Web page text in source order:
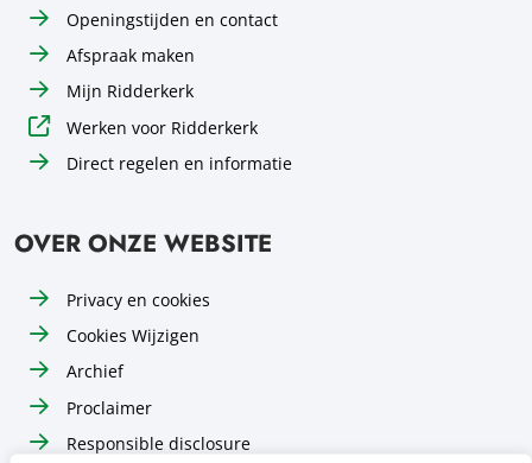
Openingstijden en contact
Afspraak maken
Mijn Ridderkerk
Werken voor Ridderkerk
Direct regelen en informatie
OVER ONZE WEBSITE
Privacy en cookies
Cookies Wijzigen
Archief
Proclaimer
Responsible disclosure